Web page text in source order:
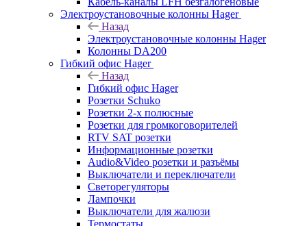
Электроустановочные колонны Hager
Назад
Электроустановочные колонны Hager
Колонны DA200
Гибкий офис Hager
Назад
Гибкий офис Hager
Розетки Schuko
Розетки 2-х полюсные
Розетки для громкоговорителей
RTV SAT розетки
Информационные розетки
Audio&Video розетки и разъёмы
Выключатели и переключатели
Светорегуляторы
Лампочки
Выключатели для жалюзи
Термостаты